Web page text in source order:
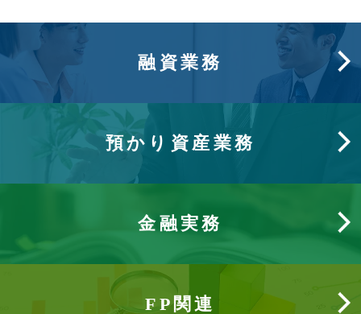
融資業務
預かり資産業務
金融実務
FP関連